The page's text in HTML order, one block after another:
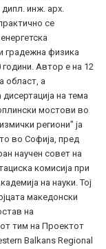
инж. арх.
се
градежна физика
Автор е на 12
област, а
на тема
мостови во
региони" ја
во Софија, пред
научен совет на
комисија при
на науки. Тој
македонски
на
тим на Проектот
Balkans Regional